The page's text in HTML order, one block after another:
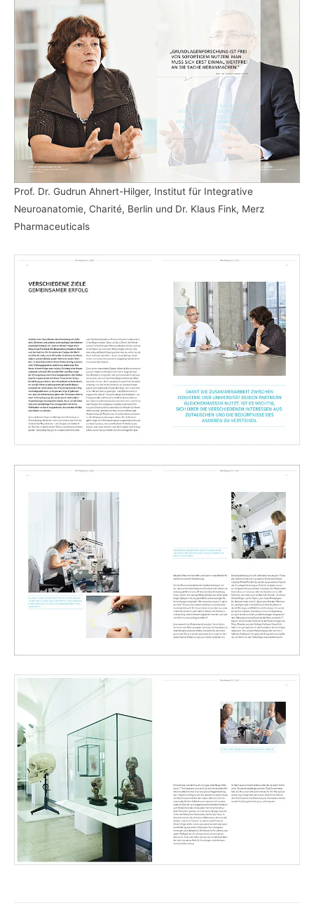
Prof. Dr. Gudrun Ahnert-Hilger, Institut für Integrative
Neuroanatomie, Charité, Berlin und Dr. Klaus Fink, Merz
Pharmaceuticals